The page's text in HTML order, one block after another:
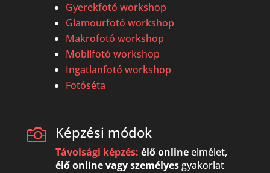
Gyerekfotó workshop
Glamourfotó workshop
Makrofotó workshop
Mobilfotó workshop
Ingatlanfotó workshop
Fotóséta
 Képzési módok
Távolsági képzés: élő onlineelmélet,
élő online vagyszemélyesgyakorlat